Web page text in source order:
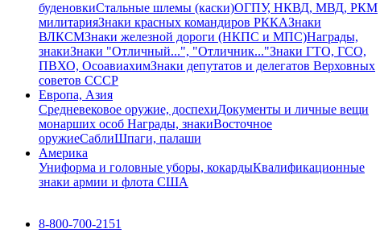
буденовкиСтальные шлемы (каски)ОГПУ, НКВД, МВД, РКМ
милитарияЗнаки красных командиров РККАЗнаки
ВЛКСМЗнаки железной дороги (НКПС и МПС)Награды,
знакиЗнаки "Отличный...", "Отличник..."Знаки ГТО, ГСО,
ПВХО, ОсоавиахимЗнаки депутатов и делегатов Верховных
советов СССР
Европа, Азия
Средневековое оружие, доспехиДокументы и личные вещи
монарших особ Награды, знакиВосточное
оружиеСаблиШпаги, палаши
Америка
Униформа и головные уборы, кокардыКвалификационные
знаки армии и флота США
8-800-700-2151